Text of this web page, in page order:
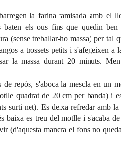
la farina tamisada amb el
baten els ous fins que quedin ben
(sense treballar-ho massa) per tal
a trossets petits i s'afegeixen a
la massa durant 20 minuts.
de repòs, s'aboca la mescla en un
quadrat de 20 cm per banda) i
surti net). Es deixa refredar amb
baixa es treu del motlle i s'acaba
(d'aquesta manera el fons no